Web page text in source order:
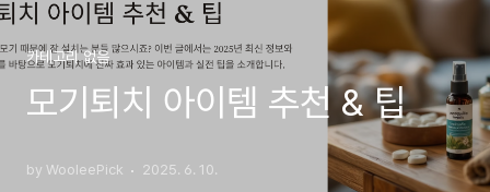
카테고리 없음
모기퇴치 아이템 추천 & 팁
by WooleePick 2025. 6. 10.